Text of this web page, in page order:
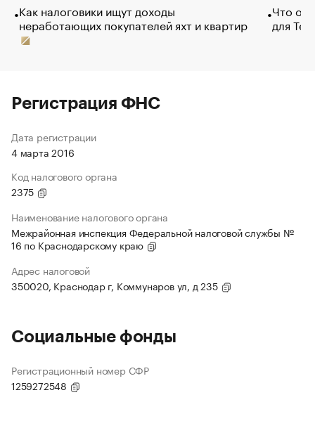
Как налоговики ищут доходы
неработающих покупателей яхт и квартир
Что
для
Регистрация ФНС
Дата регистрации
4 марта 2016
Код налогового органа
2375
Наименование налогового органа
Межрайонная инспекция Федеральной налоговой службы №
16 по Краснодарскому краю
Адрес налоговой
350020, Краснодар г, Коммунаров ул, д 235
Социальные фонды
Регистрационный номер СФР
1259272548